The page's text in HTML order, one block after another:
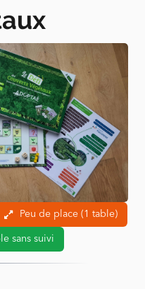
Peu de place (1 table)
sans suivi